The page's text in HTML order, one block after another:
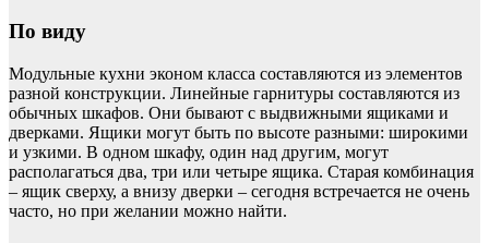
По виду
Модульные кухни эконом класса составляются из элементов
разной конструкции. Линейные гарнитуры составляются из
обычных шкафов. Они бывают с выдвижными ящиками и
дверками. Ящики могут быть по высоте разными: широкими
и узкими. В одном шкафу, один над другим, могут
располагаться два, три или четыре ящика. Старая комбинация
– ящик сверху, а внизу дверки – сегодня встречается не очень
часто, но при желании можно найти.